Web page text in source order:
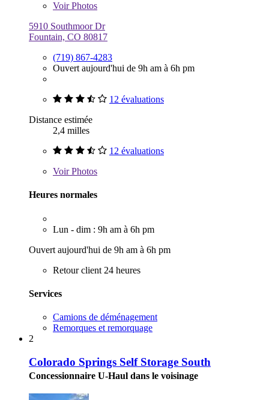
VoirPhotos
5910 Southmoor Dr
Fountain, CO 80817
(719) 867-4283
Ouvert aujourd'hui de 9h am à 6h pm
12 évaluations
Distance estimée
2,4 milles
12 évaluations
VoirPhotos
Heures normales
Lun - dim : 9h am à 6h pm
Ouvert aujourd'hui de 9h am à 6h pm
Retour client 24 heures
Services
Camions de déménagement
Remorques et remorquage
2
Colorado Springs Self Storage South
Concessionnaire U-Haul dans le voisinage